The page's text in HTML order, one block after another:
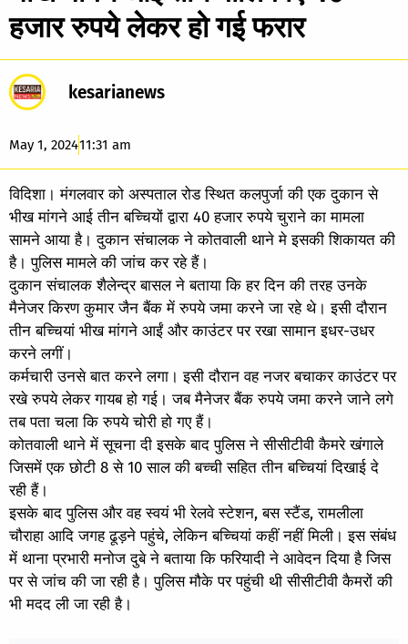
हजार रुपये लेकर हो गई फरार
kesarianews
May 1, 202411:31 am
विदिशा। मंगलवार को अस्पताल रोड स्थित कलपुर्जा की एक दुकान से
भीख मांगने आई तीन बच्चियों द्वारा 40 हजार रुपये चुराने का मामला
सामने आया है। दुकान संचालक ने कोतवाली थाने मे इसकी शिकायत की
है। पुलिस मामले की जांच कर रहे हैं।
दुकान संचालक शैलेन्द्र बासल ने बताया कि हर दिन की तरह उनके
मैनेजर किरण कुमार जैन बैंक में रुपये जमा करने जा रहे थे। इसी दौरान
तीन बच्चियां भीख मांगने आईं और काउंटर पर रखा सामान इधर-उधर
करने लगीं।
कर्मचारी उनसे बात करने लगा। इसी दौरान वह नजर बचाकर काउंटर पर
रखे रुपये लेकर गायब हो गई। जब मैनेजर बैंक रुपये जमा करने जाने लगे
तब पता चला कि रुपये चोरी हो गए हैं।
कोतवाली थाने में सूचना दी इसके बाद पुलिस ने सीसीटीवी कैमरे खंगाले
जिसमें एक छोटी 8 से 10 साल की बच्ची सहित तीन बच्चियां दिखाई दे
रही हैं।
इसके बाद पुलिस और वह स्वयं भी रेलवे स्टेशन, बस स्टैंड, रामलीला
चौराहा आदि जगह ढूड़ने पहुंचे, लेकिन बच्चियां कहीं नहीं मिली। इस संबंध
में थाना प्रभारी मनोज दुबे ने बताया कि फरियादी ने आवेदन दिया है जिस
पर से जांच की जा रही है। पुलिस मौके पर पहुंची थी सीसीटीवी कैमरों की
भी मदद ली जा रही है।